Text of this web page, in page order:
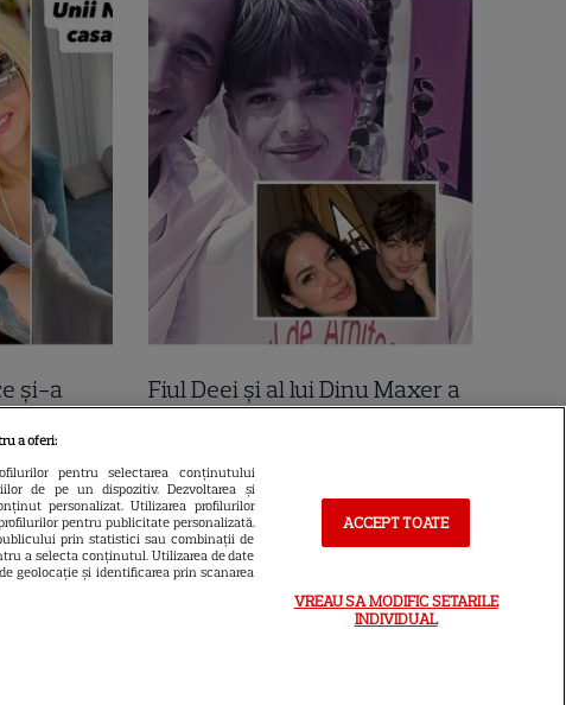
și-a
în urmă
Cer
Fiul Deei și al lui Dinu Maxer a
din București. Andreas, admis
fără meditații, cu note maxime
a oferi:
pentru selectarea conținutului
de pe un dispozitiv. Dezvoltarea și
personalizat. Utilizarea profilurilor
pentru publicitate personalizată.
prin statistici sau combinații de
a selecta conținutul. Utilizarea de date
geolocație și identificarea prin scanarea
ACCEPT TOATE
VREAU SA MODIFIC SETARILE
INDIVIDUAL